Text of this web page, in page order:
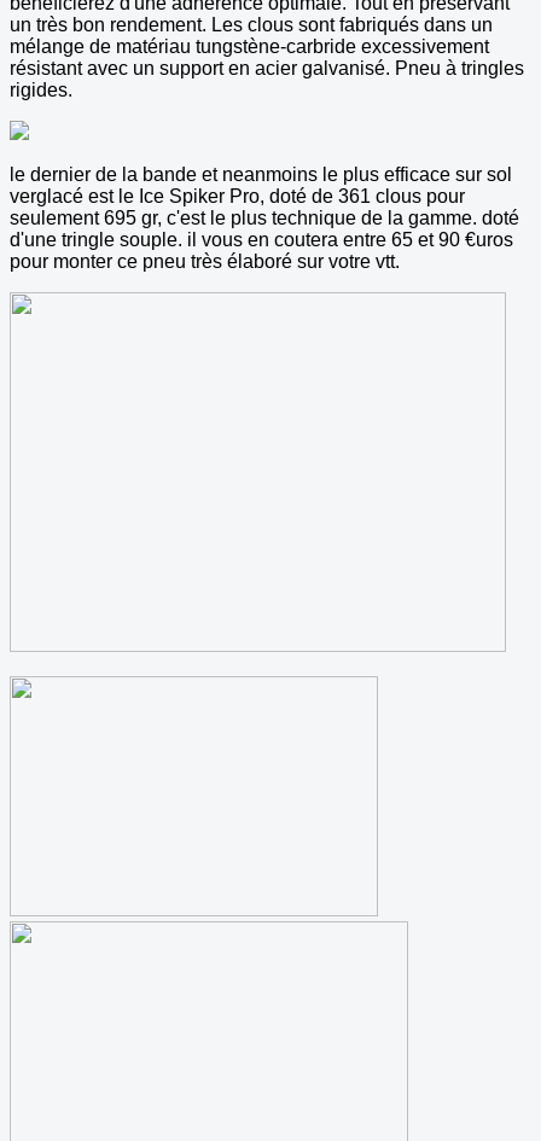
un très bon rendement. Les clous sont fabriqués dans un
mélange de matériau tungstène-carbride excessivement
résistant avec un support en acier galvanisé. Pneu à tringles
rigides.
le dernier de la bande et neanmoins le plus efficace sur sol
verglacé est le Ice Spiker Pro, doté de 361 clous pour
seulement 695 gr, c'est le plus technique de la gamme. doté
d'une tringle souple. il vous en coutera entre 65 et 90 €uros
pour monter ce pneu très élaboré sur votre vtt.